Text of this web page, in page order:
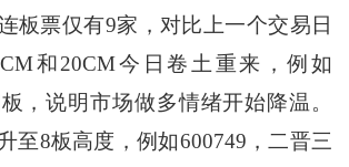
板票仅有9家，对比上一个交易日
和20CM今日卷土重来，例如
，说明市场做多情绪开始降温。
至8板高度，例如600749，二晋三